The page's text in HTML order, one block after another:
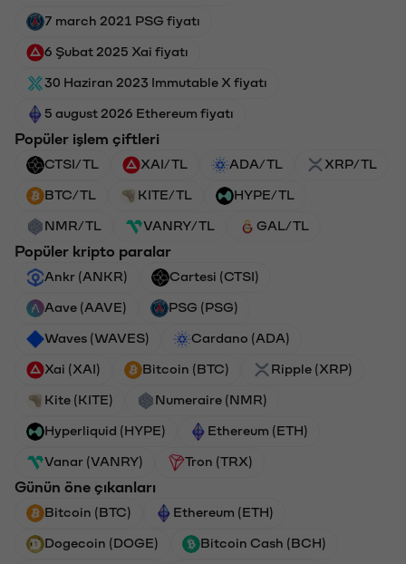
7 march 2021 PSG fiyatı
6 Şubat 2025 Xai fiyatı
30 Haziran 2023 Immutable X fiyatı
5 august 2026 Ethereum fiyatı
Popüler işlem çiftleri
CTSI/TL XAI/TL ADA/TL XRP/TL
BTC/TL KITE/TL HYPE/TL
NMR/TL VANRY/TL GAL/TL
Popüler kripto paralar
Ankr (ANKR) Cartesi (CTSI)
Aave (AAVE) PSG (PSG)
Waves (WAVES) Cardano (ADA)
Xai (XAI) Bitcoin (BTC) Ripple (XRP)
Kite (KITE) Numeraire (NMR)
Hyperliquid (HYPE) Ethereum (ETH)
Vanar (VANRY) Tron (TRX)
Günün öne çıkanları
Bitcoin (BTC) Ethereum (ETH)
Dogecoin (DOGE) Bitcoin Cash (BCH)